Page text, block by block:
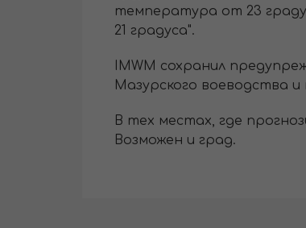
температура от 23
21 градуса".
IMWM сохранил
Мазурского воеводства
В тех местах, где
Возможен и град.